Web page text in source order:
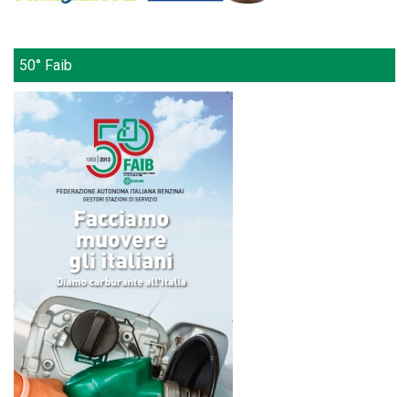
50° Faib